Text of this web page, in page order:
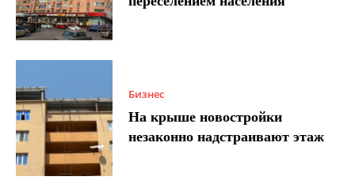
Бизнес
На крыше новостройки
незаконно надстраивают этаж